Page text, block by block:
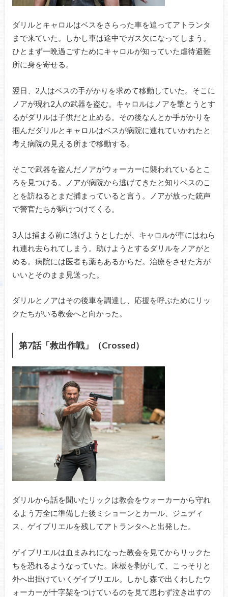
ダリルとキャロルはベスをさらった車を追ってアトランタ
まで来ていた。しかし車は途中でガス欠になってしまう。
ひとまず一晩過ごすためにキャロルが知っていた虐待避難
所に身を寄せる。
翌日、2人はベスの手がかりを求めて移動していた。そこに
ノアが現れ2人の武器を盗む。キャロルはノアを撃とうとす
るがダリルは子供だと止める。その後なんとか手がかりを
掴んだダリルとキャロルはベスが病院に連れていかれたと
考え病院の見える所まで移動する。
そこで武器を盗んだノアがウォーカーに襲われているとこ
ろを見つける。ノアが病院から逃げてきたと知りベスのこ
とを訪ねるとまだ捕まっていると言う。ノアが放った銃声
で警官たちが駆けつけてくる。
3人は捕まる前に逃げようとしたが、キャロルが車にはねら
れ連れ去られてしまう。助けようとするダリルをノアがと
める。病院には医者も薬もあるからだ。治療をさせた方が
いいとそのまま見送った。
ダリルとノアはその後車を調達し、応援を呼ぶためにリッ
クたちがいる教会へと向かった。
第7話「救出作戦」（Crossed）
ダリルから話を聞いたリックは教会をウォーカーから守れ
るよう万全に準備した後ミショーンとカール、ジュディ
ス、ゲイブリエルを残してアトランタへと出発した。
ゲイブリエルは血まみれになった教会を見てからリックた
ちを恐れるようなっていた。床板を剥がして、こっそりと
外へ出掛けていくゲイブリエル。しかし森で出くわしたウ
ォーカーが十字架をつけているのを見て思わず泣き出すの